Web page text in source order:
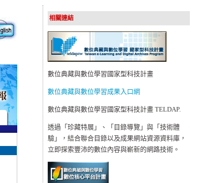
相關連結
數位典藏與數位學習國家型科技計畫
數位典藏與數位學習成果入口網
數位典藏與數位學習國家型科技計畫 TELDAP.
透過「珍藏特展」、「目錄導覽」與「技術體
驗」，結合聯合目錄以及成果網站資源資料庫，
立即探索豐沛的數位內容與嶄新的網路技術。